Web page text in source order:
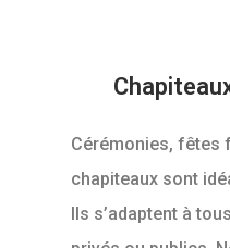
Cérémonies, fêtes
chapiteaux sont
Ils s’adaptent à